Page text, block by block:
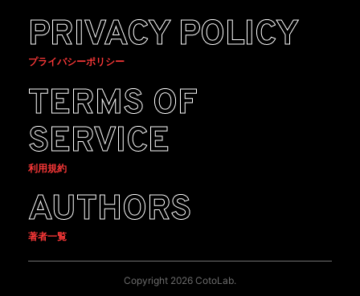
PRIVACY POLICY
プライバシーポリシー
TERMS OF
SERVICE
利用規約
AUTHORS
著者一覧
Copyright 2026 CotoLab.